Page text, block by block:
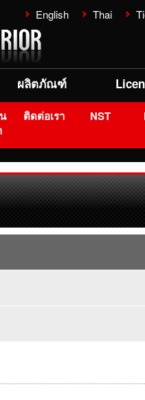
English Thai
ผลิตภัณฑ์
ติดต่อเรา NST